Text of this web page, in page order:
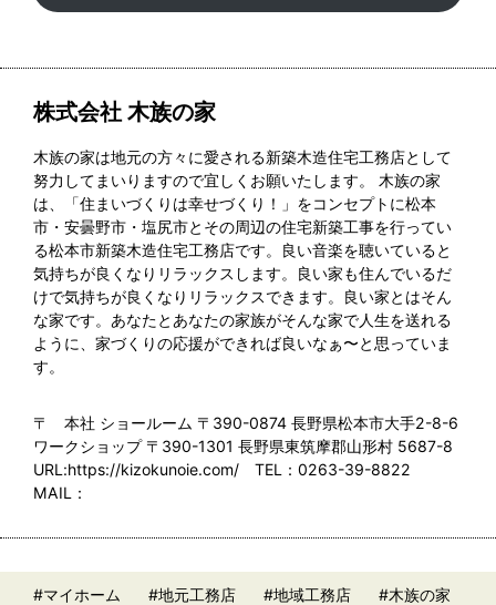
株式会社 木族の家
木族の家は地元の方々に愛される新築木造住宅工務店として
努力してまいりますので宜しくお願いたします。 木族の家
は、「住まいづくりは幸せづくり！」をコンセプトに松本
市・安曇野市・塩尻市とその周辺の住宅新築工事を行ってい
る松本市新築木造住宅工務店です。良い音楽を聴いていると
気持ちが良くなりリラックスします。良い家も住んでいるだ
けで気持ちが良くなりリラックスできます。良い家とはそん
な家です。あなたとあなたの家族がそんな家で人生を送れる
ように、家づくりの応援ができれば良いなぁ〜と思っていま
す。
〒 本社 ショールーム 〒390-0874 長野県松本市大手2-8-6
ワークショップ 〒390-1301 長野県東筑摩郡山形村 5687-8
URL:https://kizokunoie.com/ TEL：0263-39-8822
MAIL：
#マイホーム #地元工務店 #地域工務店
#木族の家